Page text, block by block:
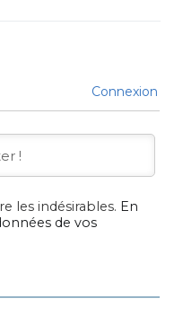
Connexion
les indésirables. En
de vos